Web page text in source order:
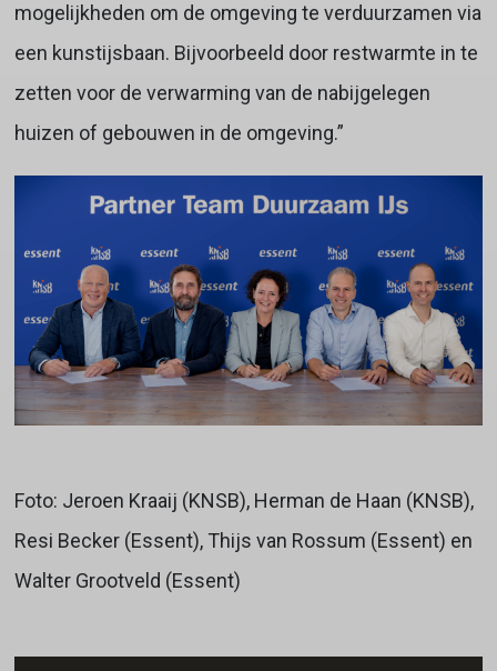
mogelijkheden om de omgeving te verduurzamen via
een kunstijsbaan. Bijvoorbeeld door restwarmte in te
zetten voor de verwarming van de nabijgelegen
huizen of gebouwen in de omgeving.”
Foto: Jeroen Kraaij (KNSB), Herman de Haan (KNSB),
Resi Becker (Essent), Thijs van Rossum (Essent) en
Walter Grootveld (Essent)